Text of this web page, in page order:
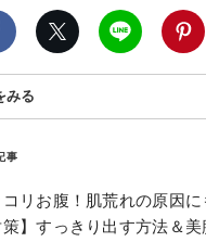
Facebook X（旧twitter）
LINE
みる
事
コリお腹！肌荒れの原因
】すっきり出す方法＆美